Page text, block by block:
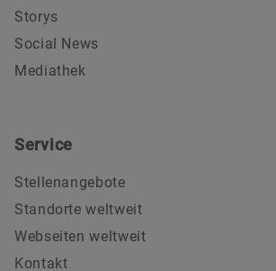
Storys
Social News
Mediathek
Service
Stellenangebote
Standorte weltweit
Webseiten weltweit
Kontakt